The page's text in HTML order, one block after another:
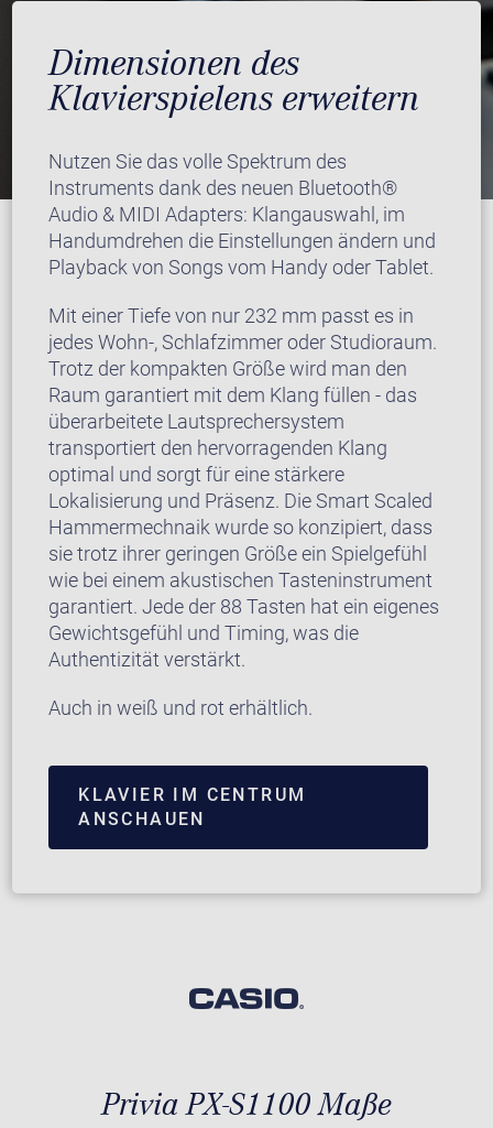
Dimensionen des
Klavierspielens erweitern
Nutzen Sie das volle Spektrum des
Instruments dank des neuen Bluetooth®
Audio & MIDI Adapters: Klangauswahl, im
Handumdrehen die Einstellungen ändern und
Playback von Songs vom Handy oder Tablet.
Mit einer Tiefe von nur 232 mm passt es in
jedes Wohn-, Schlafzimmer oder Studioraum.
Trotz der kompakten Größe wird man den
Raum garantiert mit dem Klang füllen - das
überarbeitete Lautsprechersystem
transportiert den hervorragenden Klang
optimal und sorgt für eine stärkere
Lokalisierung und Präsenz. Die Smart Scaled
Hammermechnaik wurde so konzipiert, dass
sie trotz ihrer geringen Größe ein Spielgefühl
wie bei einem akustischen Tasteninstrument
garantiert. Jede der 88 Tasten hat ein eigenes
Gewichtsgefühl und Timing, was die
Authentizität verstärkt.
Auch in weiß und rot erhältlich.
KLAVIER IM CENTRUM
ANSCHAUEN
Privia PX-S1100 Maße